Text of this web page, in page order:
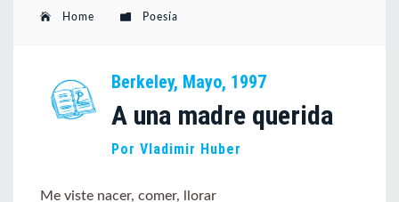
Home Poesía
Berkeley, Mayo, 1997
A una madre querida
Por Vladimir Huber
Me viste nacer, comer, llorar